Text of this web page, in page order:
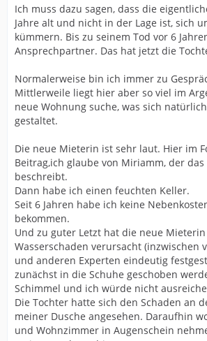
Ich muss dazu sagen, dass die
Jahre alt und nicht in der Lage ist, sich
kümmern. Bis zu seinem Tod vor 6
Ansprechpartner. Das hat jetzt die
Normalerweise bin ich immer zu
Mittlerweile liegt hier aber so viel im
neue Wohnung suche, was sich
gestaltet.
Die neue Mieterin ist sehr laut. Hier im
Beitrag,ich glaube von Miriamm, der das
beschreibt.
Dann habe ich einen feuchten Keller.
Seit 6 Jahren habe ich keine
bekommen.
Und zu guter Letzt hat die neue
Wasserschaden verursacht (inzwischen
und anderen Experten eindeutig
zunächst in die Schuhe geschoben
Schimmel und ich würde nicht
Die Tochter hatte sich den Schaden an
meiner Dusche angesehen. Daraufhin
und Wohnzimmer in Augenschein